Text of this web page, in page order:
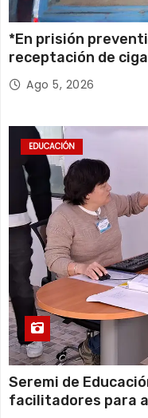
*En prisión
receptación de
millones*
Ago 5, 2026
EDUCACIÓN
Seremi de
facilitadores para